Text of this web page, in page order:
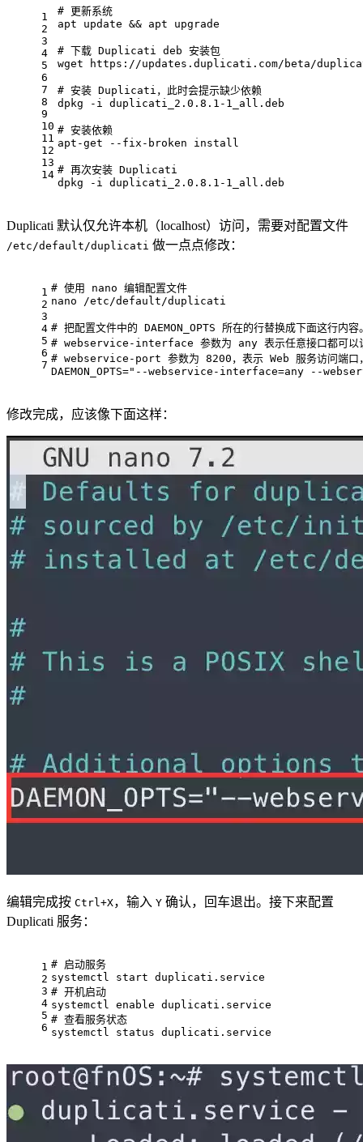
1
2
3
4
5
6
7
8
9
10
11
12
13
14
# 更新系统
apt update && apt upgrade
# 下载 Duplicati deb 安装包
wget https://updates.duplicati.com/beta/
# 安装 Duplicati，此时会提示缺少依赖
dpkg -i duplicati_2.0.8.1-1_all.deb
# 安装依赖
apt-get --fix-broken install
# 再次安装 Duplicati
dpkg -i duplicati_2.0.8.1-1_all.deb
Duplicati 默认仅允许本机（localhost）访问，需要对配置文件
/etc/default/duplicati 做一点点修改：
1
2
3
4
5
6
7
# 使用 nano 编辑配置文件
nano /etc/default/duplicati
# 把配置文件中的 DAEMON_OPTS 所在的行替换成下面这行内容
# webservice-interface 参数为 any 表示任意接口都可
# webservice-port 参数为 8200，表示 Web 服务访问端口，
DAEMON_OPTS="--webservice-interface=any --
修改完成，应该像下面这样：
编辑完成按 Ctrl+X，输入 Y 确认，回车退出。接下来配置
Duplicati 服务：
1
2
3
4
5
6
# 启动服务
systemctl start duplicati.service
# 开机启动
systemctl enable duplicati.service
# 查看服务状态
systemctl status duplicati.service